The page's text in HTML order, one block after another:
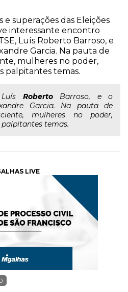
e superações das Eleições
interessante encontro
Luís Roberto Barroso, e
Garcia. Na pauta de
mulheres no poder,
palpitantes temas.
RobertoBarroso, e o
Garcia. Na pauta de
mulheres no poder,
temas.
LIVE